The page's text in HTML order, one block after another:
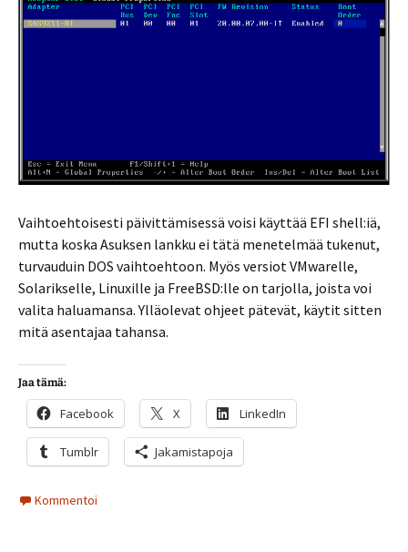
Vaihtoehtoisesti päivittämisessä voisi käyttää EFI shell:iä,
mutta koska Asuksen lankku ei tätä menetelmää tukenut,
turvauduin DOS vaihtoehtoon. Myös versiot VMwarelle,
Solarikselle, Linuxille ja FreeBSD:lle on tarjolla, joista voi
valita haluamansa. Ylläolevat ohjeet pätevät, käytit sitten
mitä asentajaa tahansa.
Jaa tämä:
Facebook X LinkedIn
Tumblr Jakamistapoja
Kommentoi